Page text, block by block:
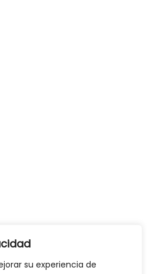
su experiencia de